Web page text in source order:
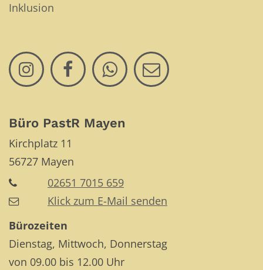
Inklusion
Büro PastR Mayen
Kirchplatz 11
56727 Mayen
02651 7015 659
Klick zum E-Mail senden
Bürozeiten
Dienstag, Mittwoch, Donnerstag
von 09.00 bis 12.00 Uhr